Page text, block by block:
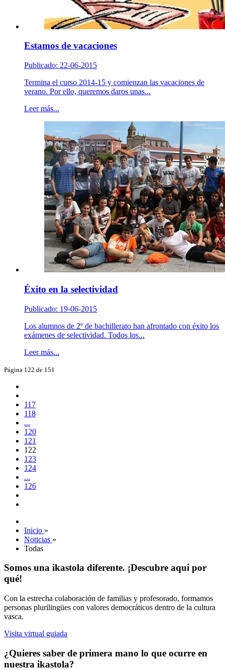
Estamos de vacaciones
Publicado: 22-06-2015
Termina el curso 2014-15 y comienzan las vacaciones de
verano. Por ello, queremos daros unas...
Leer más...
Éxito en la selectividad
Publicado: 19-06-2015
Los alumnos de 2º de bachillerato han afrontado con éxito los
exámenes de selectividad. Todos los...
Leer más...
Página 122 de 151
117
118
...
120
121
122
123
124
...
126
Inicio »
Noticias »
Todas
Somos una ikastola diferente. ¡Descubre aquí por
qué!
Con la estrecha colaboración de familias y profesorado, formamos
personas plurilingües con valores democráticos dentro de la cultura
vasca.
Visita virtual guiada
¿Quieres saber de primera mano lo que ocurre en
nuestra ikastola?